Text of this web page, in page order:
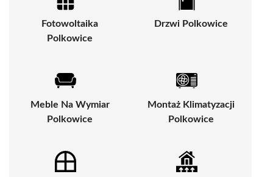
Fotowoltaika
Polkowice
Drzwi Polkowice
Meble Na Wymiar
Polkowice
Montaż Klimatyzacji
Polkowice